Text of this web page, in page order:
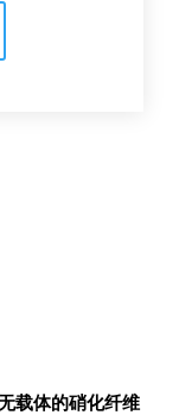
载体的硝化纤维